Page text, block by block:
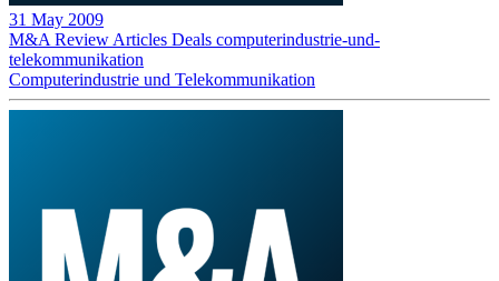
31 May 2009
M&A Review Articles Deals computerindustrie-und-
telekommunikation
Computerindustrie und Telekommunikation